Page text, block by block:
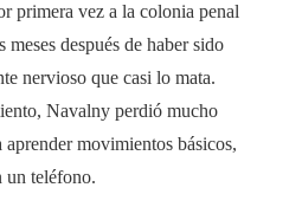
primera vez a la colonia penal
después de haber sido
nervioso que casi lo mata.
Navalny perdió mucho
movimientos básicos,
un teléfono.